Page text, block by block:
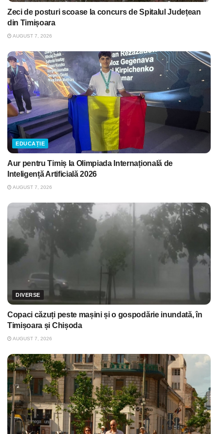
Zeci de posturi scoase la concurs de Spitalul Județean
din Timișoara
AUGUST 7, 2026
EDUCAȚIE
Aur pentru Timiș la Olimpiada Internațională de
Inteligență Artificială 2026
AUGUST 7, 2026
DIVERSE
Copaci căzuți peste mașini și o gospodărie inundată, în
Timișoara și Chișoda
AUGUST 7, 2026